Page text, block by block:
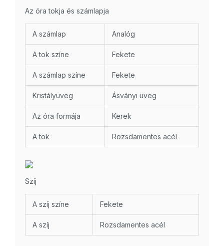
Az óra tokja és számlapja
A számlap Analóg
A tok színe Fekete
A számlap színe Fekete
Kristályüveg Ásványi üveg
Az óra formája Kerek
A tok Rozsdamentes acél
Szíj
A szíj színe Fekete
A szíj Rozsdamentes acél